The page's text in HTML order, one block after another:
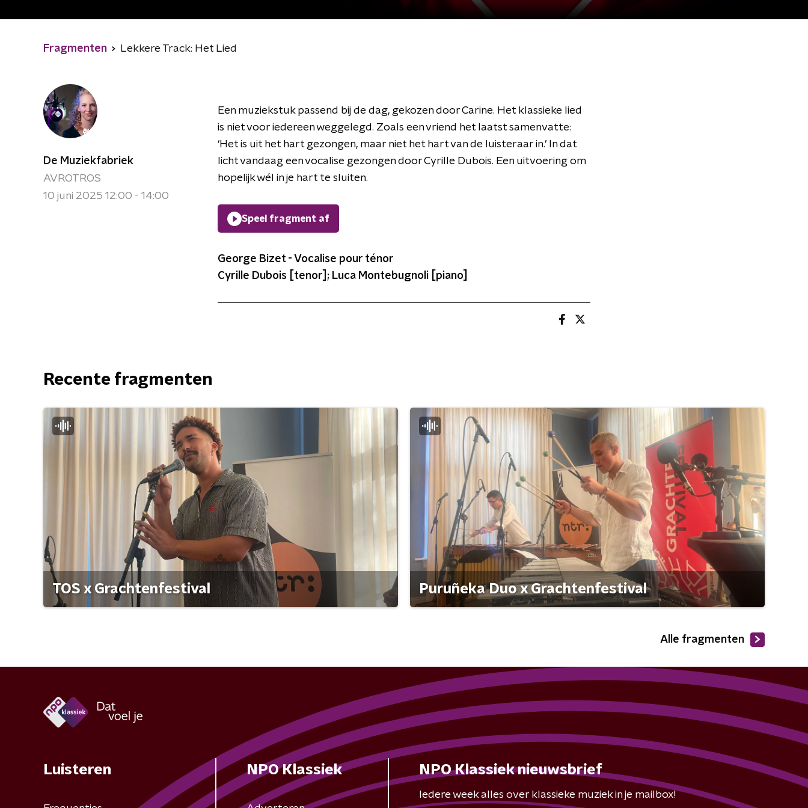
Fragmenten Lekkere Track: Het Lied
De Muziekfabriek
AVROTROS
10 juni 2025 12:00 - 14:00
Een muziekstuk passend bij de dag, gekozen door Carine. Het klassieke lied
is niet voor iedereen weggelegd. Zoals een vriend het laatst samenvatte:
‘Het is uit het hart gezongen, maar niet het hart van de luisteraar in.’ In dat
licht vandaag een vocalise gezongen door Cyrille Dubois. Een uitvoering om
hopelijk wél in je hart te sluiten.
Speel fragment af
George Bizet - Vocalise pour ténor
Cyrille Dubois [tenor]; Luca Montebugnoli [piano]
Recente fragmenten
TOS x Grachtenfestival Puruñeka Duo x Grachtenfestival
Alle fragmenten
Luisteren NPO Klassiek NPO Klassiek nieuwsbrief
Iedere week alles over klassieke muziek in je mailbox!